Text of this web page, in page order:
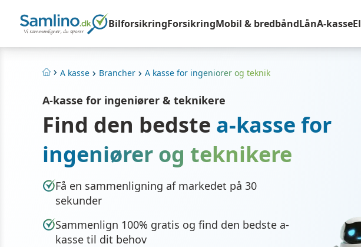
BilforsikringForsikringMobil & bredbåndLånA-kasseEl
A kasse Brancher A kasse for ingeniorer og teknik
A-kasse for ingeniører & teknikere
Find den bedste a-kasse for
ingeniører og teknikere
Få en sammenligning af markedet på 30
sekunder
Sammenlign 100% gratis og find den bedste a-
kasse til dit behov